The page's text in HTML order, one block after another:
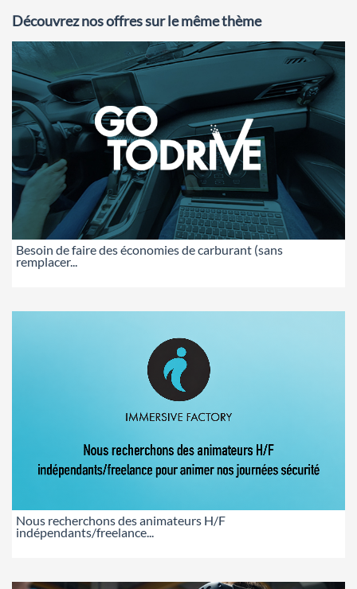
Découvrez nos offres sur le même thème
Besoin de faire des économies de carburant (sans
remplacer...
Nous recherchons des animateurs H/F
indépendants/freelance...